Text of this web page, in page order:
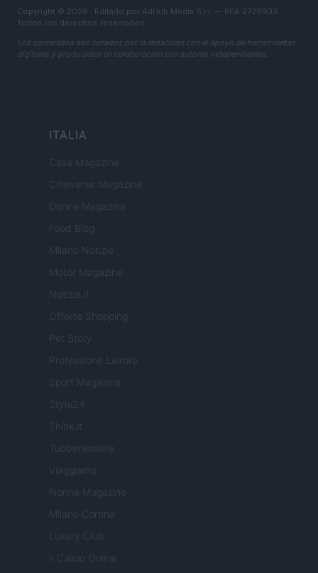
Copyright © 2026 · Editado por AdHub Media S.r.l. — REA 2729933
Todos los derechos reservados
Los contenidos son curados por la redacción con el apoyo de herramientas
digitales y producidos en colaboración con autores independientes.
ITALIA
Casa Magazine
Cineverse Magazine
Donne Magazine
Food Blog
Milano Notizie
Motor Magazine
Notizie.it
Offerte Shopping
Pet Story
Professione Lavoro
Sport Magazine
Style24
Think.it
Tuobenessere
Viaggiamo
Nonne Magazine
Milano Cortina
Luxury Club
Il Calcio Online